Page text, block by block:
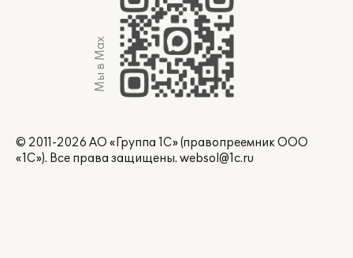
Мы в Max
© 2011-2026 АО «Группа 1С» (правопреемник ООО
«1С»). Все права защищены. websol@1c.ru